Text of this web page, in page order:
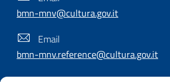
bmn-mnv@cultura.gov.it
Email
bmn-mnv.reference@cultura.gov.it